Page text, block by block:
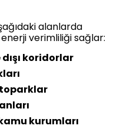
alanlarda
verimliliği sağlar:
koridorlar
kurumları